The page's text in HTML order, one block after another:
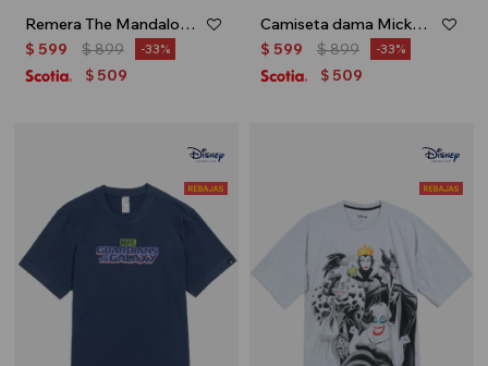
Remera The Mandalorian - Crudo
$ 599 $899 33
$ 509
Camiseta dama Mickey - Blanco
$ 599 $899 33
$ 509